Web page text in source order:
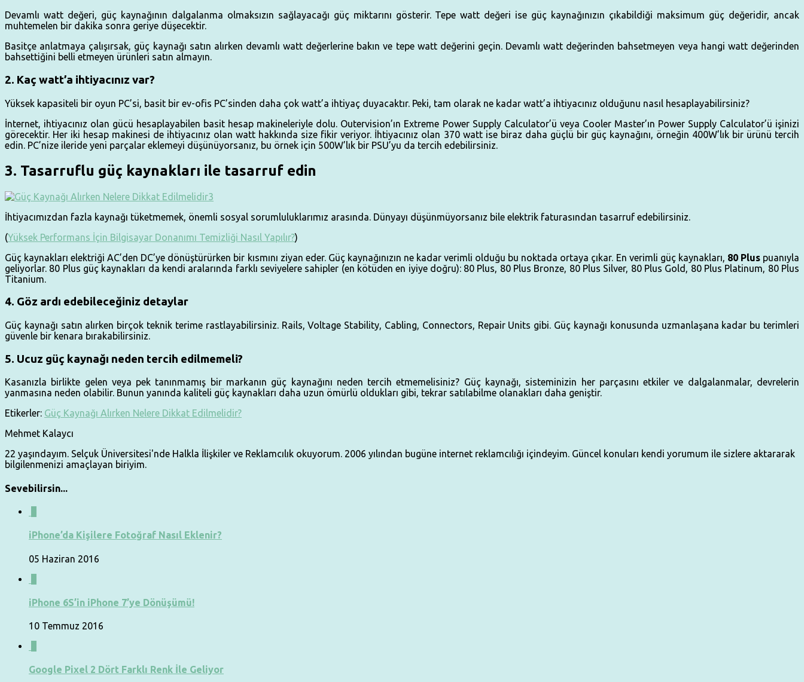
Devamlı watt değeri, güç kaynağının dalgalanma olmaksızın sağlayacağı güç miktarını gösterir. Tepe watt değeri ise güç kaynağınızın çıkabildiği maksimum güç değeridir, ancak
muhtemelen bir dakika sonra geriye düşecektir.
Basitçe anlatmaya çalışırsak, güç kaynağı satın alırken devamlı watt değerlerine bakın ve tepe watt değerini geçin. Devamlı watt değerinden bahsetmeyen veya hangi watt değerinden
bahsettiğini belli etmeyen ürünleri satın almayın.
2. Kaç watt’a ihtiyacınız var?
Yüksek kapasiteli bir oyun PC’si, basit bir ev-ofis PC’sinden daha çok watt’a ihtiyaç duyacaktır. Peki, tam olarak ne kadar watt’a ihtiyacınız olduğunu nasıl hesaplayabilirsiniz?
İnternet, ihtiyacınız olan gücü hesaplayabilen basit hesap makineleriyle dolu. Outervision’ın Extreme Power Supply Calculator’ü veya Cooler Master’ın Power Supply Calculator’ü işinizi
görecektir. Her iki hesap makinesi de ihtiyacınız olan watt hakkında size fikir veriyor. İhtiyacınız olan 370 watt ise biraz daha güçlü bir güç kaynağını, örneğin 400W’lık bir ürünü tercih
edin. PC’nize ileride yeni parçalar eklemeyi düşünüyorsanız, bu örnek için 500W’lık bir PSU’yu da tercih edebilirsiniz.
3. Tasarruflu güç kaynakları ile tasarruf edin
İhtiyacımızdan fazla kaynağı tüketmemek, önemli sosyal sorumluluklarımız arasında. Dünyayı düşünmüyorsanız bile elektrik faturasından tasarruf edebilirsiniz.
(Yüksek Performans İçin Bilgisayar Donanımı Temizliği Nasıl Yapılır?)
Güç kaynakları elektriği AC’den DC’ye dönüştürürken bir kısmını ziyan eder. Güç kaynağınızın ne kadar verimli olduğu bu noktada ortaya çıkar. En verimli güç kaynakları, 80 Pluspuanıyla
geliyorlar. 80 Plus güç kaynakları da kendi aralarında farklı seviyelere sahipler (en kötüden en iyiye doğru): 80 Plus, 80 Plus Bronze, 80 Plus Silver, 80 Plus Gold, 80 Plus Platinum, 80 Plus
Titanium.
4. Göz ardı edebileceğiniz detaylar
Güç kaynağı satın alırken birçok teknik terime rastlayabilirsiniz. Rails, Voltage Stability, Cabling, Connectors, Repair Units gibi. Güç kaynağı konusunda uzmanlaşana kadar bu terimleri
güvenle bir kenara bırakabilirsiniz.
5. Ucuz güç kaynağı neden tercih edilmemeli?
Kasanızla birlikte gelen veya pek tanınmamış bir markanın güç kaynağını neden tercih etmemelisiniz? Güç kaynağı, sisteminizin her parçasını etkiler ve dalgalanmalar, devrelerin
yanmasına neden olabilir. Bunun yanında kaliteli güç kaynakları daha uzun ömürlü oldukları gibi, tekrar satılabilme olanakları daha geniştir.
Etikerler: Güç Kaynağı Alırken Nelere Dikkat Edilmelidir?
Mehmet Kalaycı
22 yaşındayım. Selçuk Üniversitesi'nde Halkla İlişkiler ve Reklamcılık okuyorum. 2006 yılından bugüne internet reklamcılığı içindeyim. Güncel konuları kendi yorumum ile sizlere aktararak
bilgilenmenizi amaçlayan biriyim.
Sevebilirsin...
iPhone’da Kişilere Fotoğraf Nasıl Eklenir?
05 Haziran 2016
iPhone 6S’in iPhone 7’ye Dönüşümü!
10 Temmuz 2016
Google Pixel 2 Dört Farklı Renk İle Geliyor